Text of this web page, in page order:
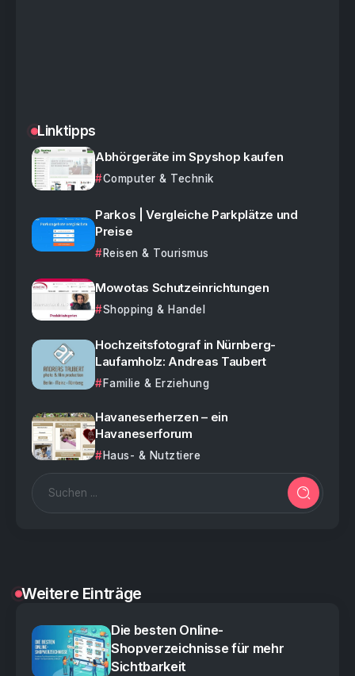
Linktipps
Abhörgeräte im Spyshop kaufen
Computer & Technik
Parkos | Vergleiche Parkplätze und
Preise
Reisen & Tourismus
Mowotas Schutzeinrichtungen
Shopping & Handel
Hochzeitsfotograf in Nürnberg-
Laufamholz: Andreas Taubert
Familie & Erziehung
Havaneserherzen – ein
Havaneserforum
Haus- & Nutztiere
Weitere Einträge
Die besten Online-
Shopverzeichnisse für mehr
Sichtbarkeit